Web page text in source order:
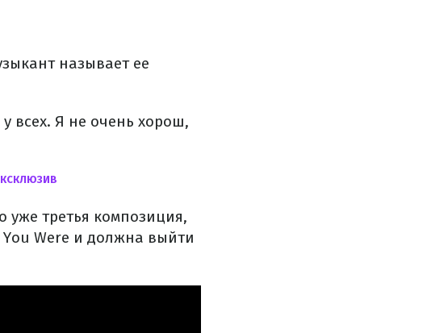
называет ее
всех. Я не очень хорош,
уже третья композиция,
You Were и должна выйти